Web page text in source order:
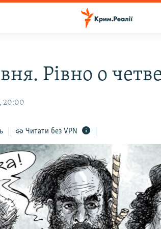
Рівно о
20:00
Читати без VPN